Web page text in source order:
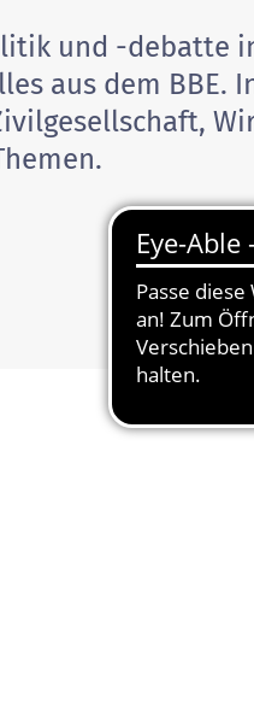
und -debatte
aus dem BBE.